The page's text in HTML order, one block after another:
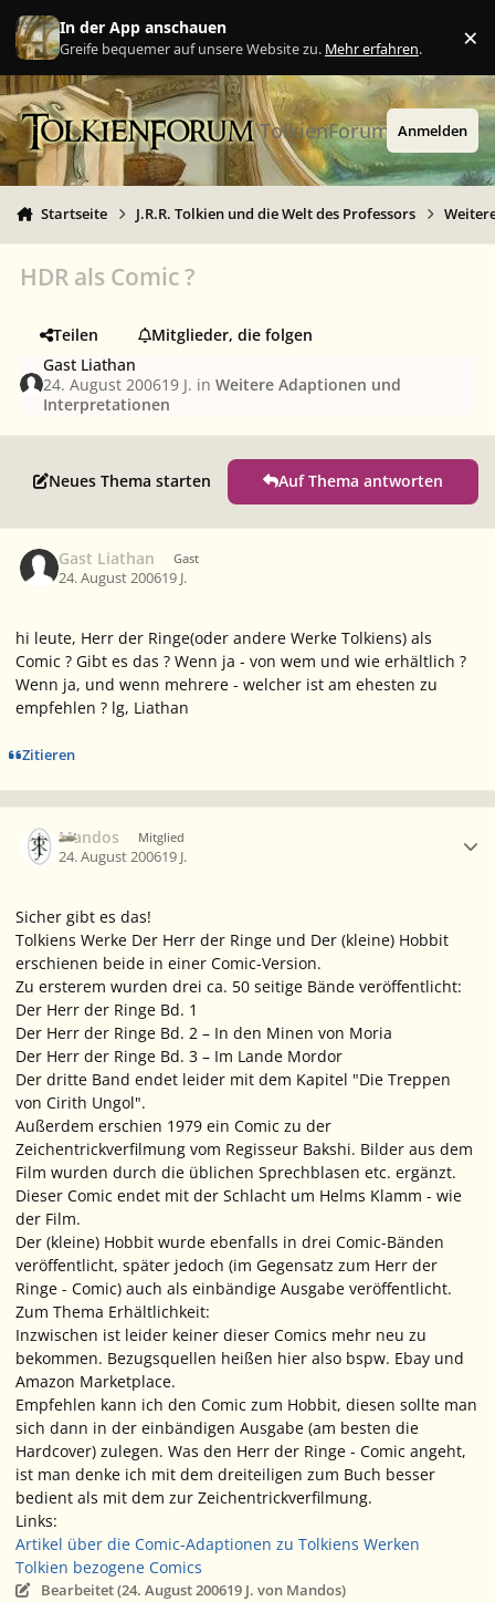
Zu Inhalt springen
In der App anschauen
Greife bequemer auf unsere Website zu. Mehr erfahren. ×
TolkienForum Anmelden
Startseite J.R.R. Tolkien und die Welt des Professors
HDR als Comic ?
Teilen
Mitglieder, die folgen
Gast Liathan
24. August 200619 J. inWeitere Adaptionen und
Interpretationen
Neues Thema starten Auf Thema antworten
Gast Liathan Gast
24. August 200619 J.
hi leute, Herr der Ringe(oder andere Werke Tolkiens) als
Comic ? Gibt es das ? Wenn ja - von wem und wie erhältlich ?
Wenn ja, und wenn mehrere - welcher ist am ehesten zu
empfehlen ? lg, Liathan
Zitieren
Mandos Mitglied
24. August 200619 J.
Sicher gibt es das!
Tolkiens Werke Der Herr der Ringe und Der (kleine) Hobbit
erschienen beide in einer Comic-Version.
Zu ersterem wurden drei ca. 50 seitige Bände veröffentlicht:
Der Herr der Ringe Bd. 1
Der Herr der Ringe Bd. 2 – In den Minen von Moria
Der Herr der Ringe Bd. 3 – Im Lande Mordor
Der dritte Band endet leider mit dem Kapitel "Die Treppen
von Cirith Ungol".
Außerdem erschien 1979 ein Comic zu der
Zeichentrickverfilmung vom Regisseur Bakshi. Bilder aus dem
Film wurden durch die üblichen Sprechblasen etc. ergänzt.
Dieser Comic endet mit der Schlacht um Helms Klamm - wie
der Film.
Der (kleine) Hobbit wurde ebenfalls in drei Comic-Bänden
veröffentlicht, später jedoch (im Gegensatz zum Herr der
Ringe - Comic) auch als einbändige Ausgabe veröffentlicht.
Zum Thema Erhältlichkeit:
Inzwischen ist leider keiner dieser Comics mehr neu zu
bekommen. Bezugsquellen heißen hier also bspw. Ebay und
Amazon Marketplace.
Empfehlen kann ich den Comic zum Hobbit, diesen sollte man
sich dann in der einbändigen Ausgabe (am besten die
Hardcover) zulegen. Was den Herr der Ringe - Comic angeht,
ist man denke ich mit dem dreiteiligen zum Buch besser
bedient als mit dem zur Zeichentrickverfilmung.
Links:
Artikel über die Comic-Adaptionen zu Tolkiens Werken
Tolkien bezogene Comics
Bearbeitet (24. August 200619 J. von Mandos)